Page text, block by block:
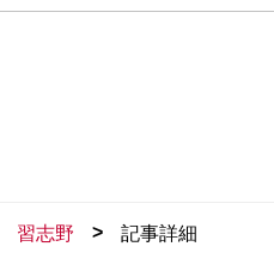
習志野 > 記事詳細